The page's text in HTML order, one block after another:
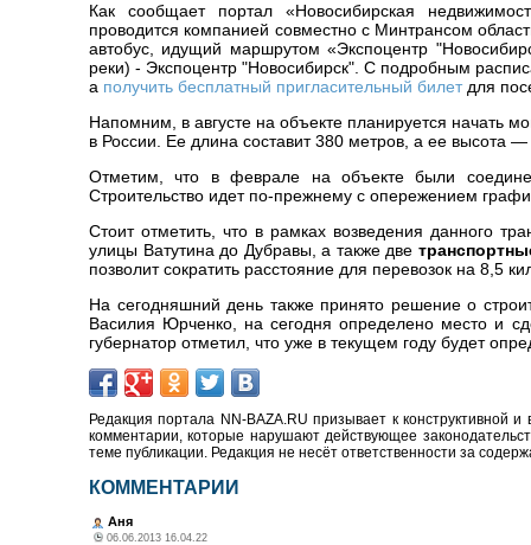
Как сообщает портал «Новосибирская
проводится компанией совместно с Минтрансом
автобус, идущий маршрутом «Экспоцентр
реки) - Экспоцентр "Новосибирск". С подробным
а получить бесплатный пригласительный билетдля
Напомним, в августе на объекте планируется начать
в России. Ее длина составит 380 метров, а ее высота
Отметим, что в феврале на объекте были
Строительство идет по-прежнему с опережением
Стоит отметить, что в рамках возведения данного
улицы Ватутина до Дубравы, а также две
позволит сократить расстояние для перевозок на 8,5
На сегодняшний день также принято решение о
Василия Юрченко, на сегодня определено место и
губернатор отметил, что уже в текущем году будет
Редакция портала NN-BAZA.RU призывает к конструктивной
комментарии, которые нарушают действующее
теме публикации. Редакция не несёт ответственности за
КОММЕНТАРИИ
Аня
06.06.2013 16.04.22